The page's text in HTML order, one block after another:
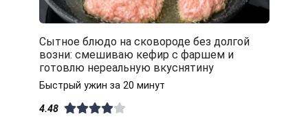
Сытное блюдо на сковороде без долгой
возни: смешиваю кефир с фаршем и
готовлю нереальную вкуснятину
Быстрый ужин за 20 минут
4.48